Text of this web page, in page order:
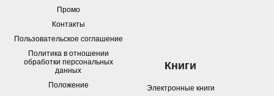
Промо
Контакты
Пользовательское соглашение
Политика в отношении
обработки персональных
данных
Положение
Книги
Электронные книги